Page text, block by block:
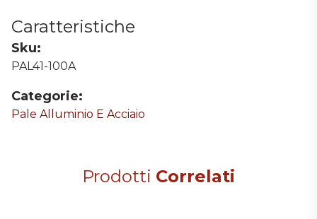
Caratteristiche
Sku:
PAL41-100A
Categorie:
Pale Alluminio E Acciaio
Prodotti Correlati